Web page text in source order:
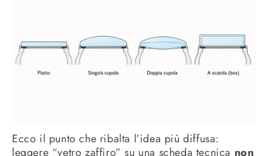
Ecco il punto che ribalta l’idea più diffusa:
leggere “vetro zaffiro” su una scheda tecnica non